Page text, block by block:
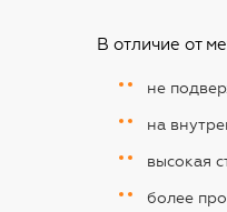
В отличие от
не
на
высокая
более